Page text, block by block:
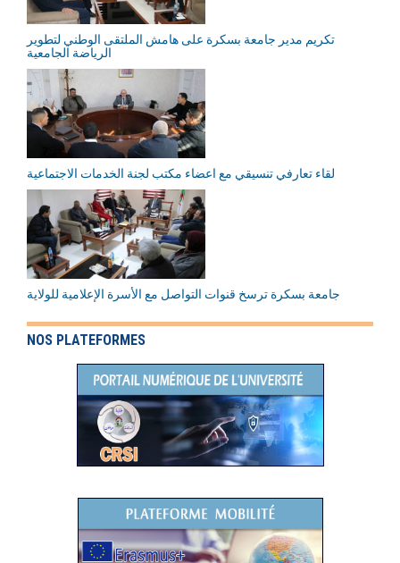
تكريم مدير جامعة بسكرة على هامش الملتقى الوطني لتطوير
الرياضة الجامعية
لقاء تعارفي تنسيقي مع اعضاء مكتب لجنة الخدمات الاجتماعية
جامعة بسكرة ترسخ قنوات التواصل مع الأسرة الإعلامية للولاية
NOS PLATEFORMES